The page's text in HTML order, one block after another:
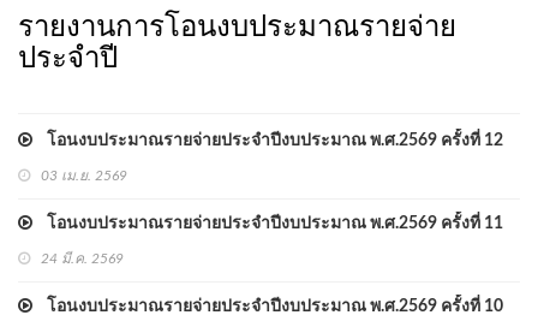
รายงานการโอนงบประมาณรายจ่าย
ประจำปี
โอนงบประมาณรายจ่ายประจำปีงบประมาณ พ.ศ.2569 ครั้งที่ 12
03 เม.ย. 2569
โอนงบประมาณรายจ่ายประจำปีงบประมาณ พ.ศ.2569 ครั้งที่ 11
24 มี.ค. 2569
โอนงบประมาณรายจ่ายประจำปีงบประมาณ พ.ศ.2569 ครั้งที่ 10